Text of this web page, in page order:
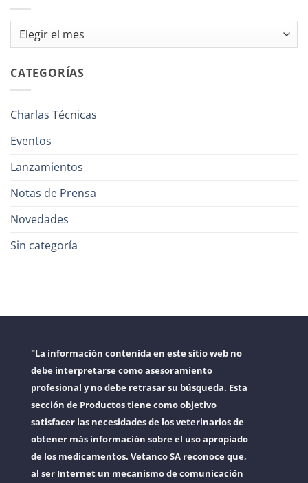
Archivos
CATEGORÍAS
Charlas Técnicas
Eventos
Lanzamientos
Notas de Prensa
Novedades
Sin categoría
"La información contenida en este sitio web no
debe interpretarse como asesoramiento
profesional y no debe retrasar su búsqueda. Esta
sección de Productos tiene como objetivo
satisfacer las necesidades de los veterinarios de
obtener más información sobre el uso apropiado
de los medicamentos. Vetanco SA reconoce que,
al ser Internet un mecanismo de comunicación